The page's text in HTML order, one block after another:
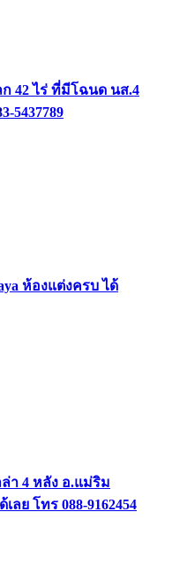
42 ไร่ ที่มีโฉนด นส.4
5437789
ห้องแต่งครบ ได้
า 4 หลัง อ.แม่ริม
ลย โทร 088-9162454